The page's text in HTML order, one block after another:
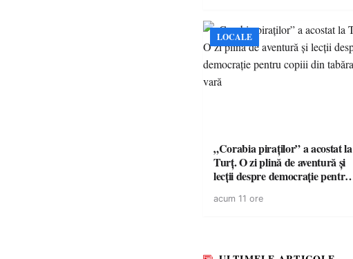
LOCALE
„Corabia piraților” a acostat la
Turț. O zi plină de aventură și
lecții despre democrație pentru
acum 11 ore